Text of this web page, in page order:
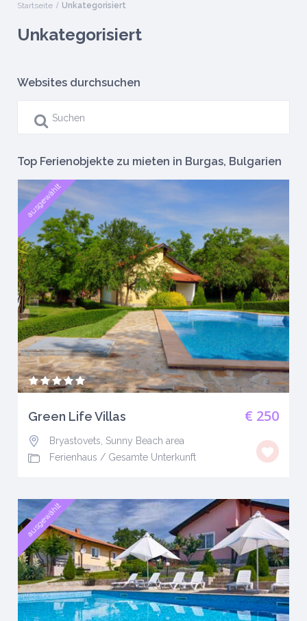
Startseite Unkategorisiert
Unkategorisiert
Websites durchsuchen
Top Ferienobjekte zu mieten in Burgas, Bulgarien
ausgewählt
€ 250
Green Life Villas
Bryastovets, Sunny Beach area
Ferienhaus / Gesamte Unterkunft
ausgewählt